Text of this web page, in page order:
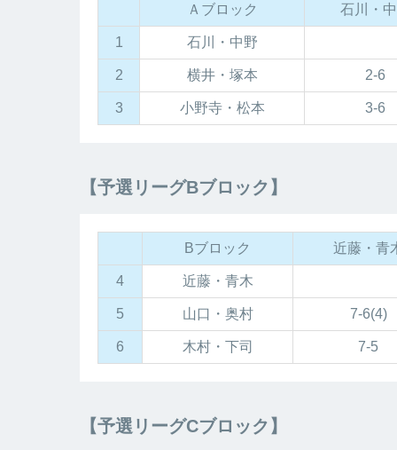
Ａブロック 石川・
1 石川・中野
2 横井・塚本 2-6
3 小野寺・松本 3-6
【予選リーグBブロック】
Bブロック 近藤・青
4 近藤・青木
5 山口・奥村 7-6(4)
6 木村・下司 7-5
【予選リーグCブロック】